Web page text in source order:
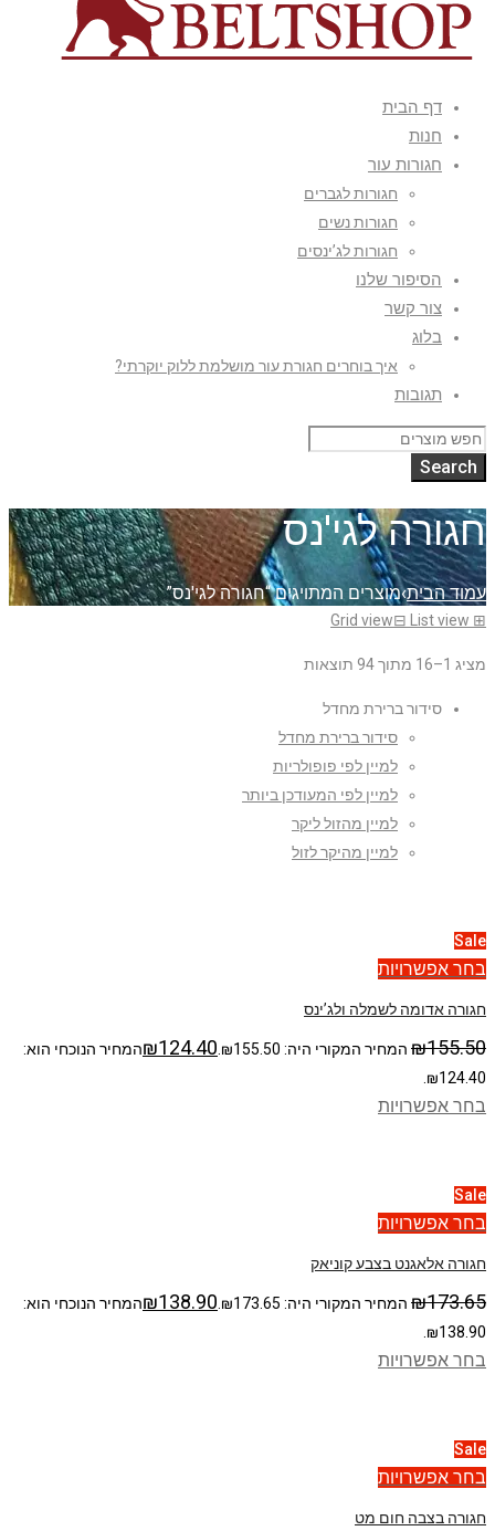
דף הבית
חנות
חגורות עור
חגורות לגברים
חגורות נשים
חגורות לג’ינסים
הסיפור שלנו
צור קשר
בלוג
איך בוחרים חגורת עור מושלמת ללוק יוקרתי?
תגובות
חגורה לגי'נס
עמוד הבית›מוצרים המתויגים “חגורה לגי'נס”
⊞
Grid view⊟ List view
מציג 1–16 מתוך 94 תוצאות
סידור ברירת מחדל
סידור ברירת מחדל
למיין לפי פופולריות
למיין לפי המעודכן ביותר
למיין מהזול ליקר
למיין מהיקר לזול
Sale
בחר אפשרויות
חגורה אדומה לשמלה ולג’ינס
₪155.50 המחיר המקורי היה: ₪155.50. ₪124.40
המחיר הנוכחי הוא:
₪124.40.
בחר אפשרויות
Sale
בחר אפשרויות
חגורה אלאגנט בצבע קוניאק
₪173.65 המחיר המקורי היה: ₪173.65. ₪138.90
המחיר הנוכחי הוא:
₪138.90.
בחר אפשרויות
Sale
בחר אפשרויות
חגורה בצבה חום מט